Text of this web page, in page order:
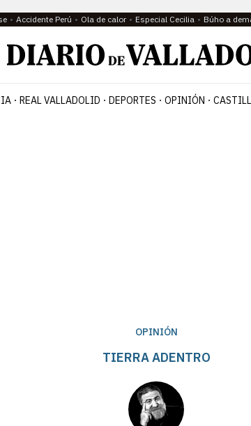
Accidente Perú Ola de calor Especial Cecilia Búho a
REAL VALLADOLID DEPORTES OPINIÓN
OPINIÓN
TIERRA ADENTRO